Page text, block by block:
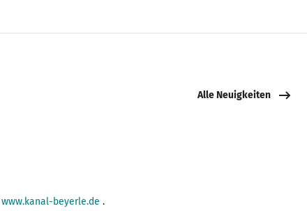
Alle Neuigkeiten
www.kanal-beyerle.de .